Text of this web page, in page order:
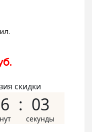
скидки
02